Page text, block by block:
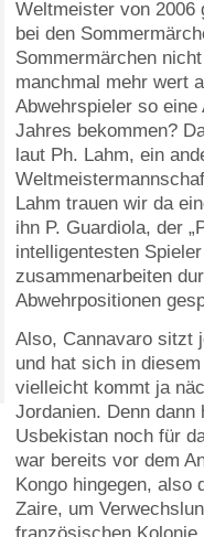
Weltmeister von 2006
bei den
Sommermärchen
manchmal mehr wert
Abwehrspieler so
Jahres bekommen?
laut Ph. Lahm, ein
Lahm trauen wir da
ihn P. Guardiola, der
intelligentesten
zusammenarbeiten
Abwehrpositionen
Also, Cannavaro sitzt
und hat sich in
vielleicht kommt ja
Jordanien. Denn
Usbekistan noch für
war bereits vor dem
Kongo hingegen, also
Zaire, um